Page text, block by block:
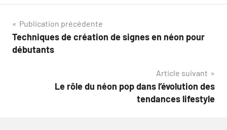
Navigation
de
Publication précédente
Techniques de création de signes en néon pour
débutants
Article suivant
Le rôle du néon pop dans l’évolution des
tendances lifestyle